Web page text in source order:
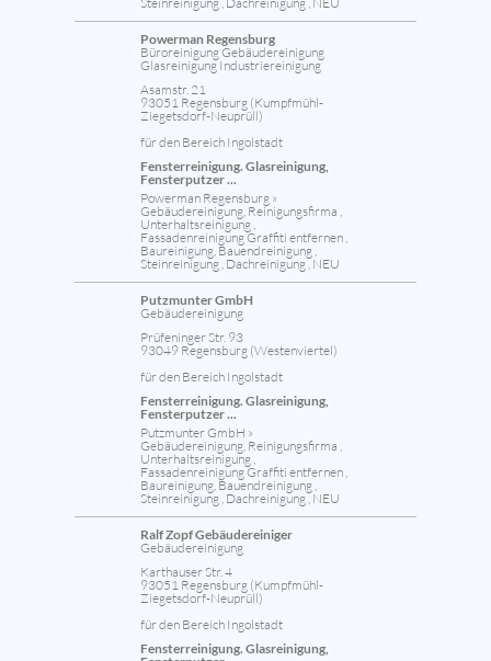
Powerman Regensburg
Büroreinigung Gebäudereinigung
Glasreinigung Industriereinigung
Asamstr. 21
93051 Regensburg (Kumpfmühl-
Ziegetsdorf-Neuprüll)
für den Bereich Ingolstadt
Fensterreinigung. Glasreinigung,
Fensterputzer ...
Powerman Regensburg »
Gebäudereinigung, Reinigungsfirma ,
Unterhaltsreinigung ,
Fassadenreinigung Graffiti entfernen ,
Baureinigung, Bauendreinigung ,
Steinreinigung , Dachreinigung , NEU
Putzmunter GmbH
Gebäudereinigung
Prüfeninger Str. 93
93049 Regensburg (Westenviertel)
für den Bereich Ingolstadt
Fensterreinigung. Glasreinigung,
Fensterputzer ...
Putzmunter GmbH »
Gebäudereinigung, Reinigungsfirma ,
Unterhaltsreinigung ,
Fassadenreinigung Graffiti entfernen ,
Baureinigung, Bauendreinigung ,
Steinreinigung , Dachreinigung , NEU
Ralf Zopf Gebäudereiniger
Gebäudereinigung
Karthauser Str. 4
93051 Regensburg (Kumpfmühl-
Ziegetsdorf-Neuprüll)
für den Bereich Ingolstadt
Fensterreinigung. Glasreinigung,